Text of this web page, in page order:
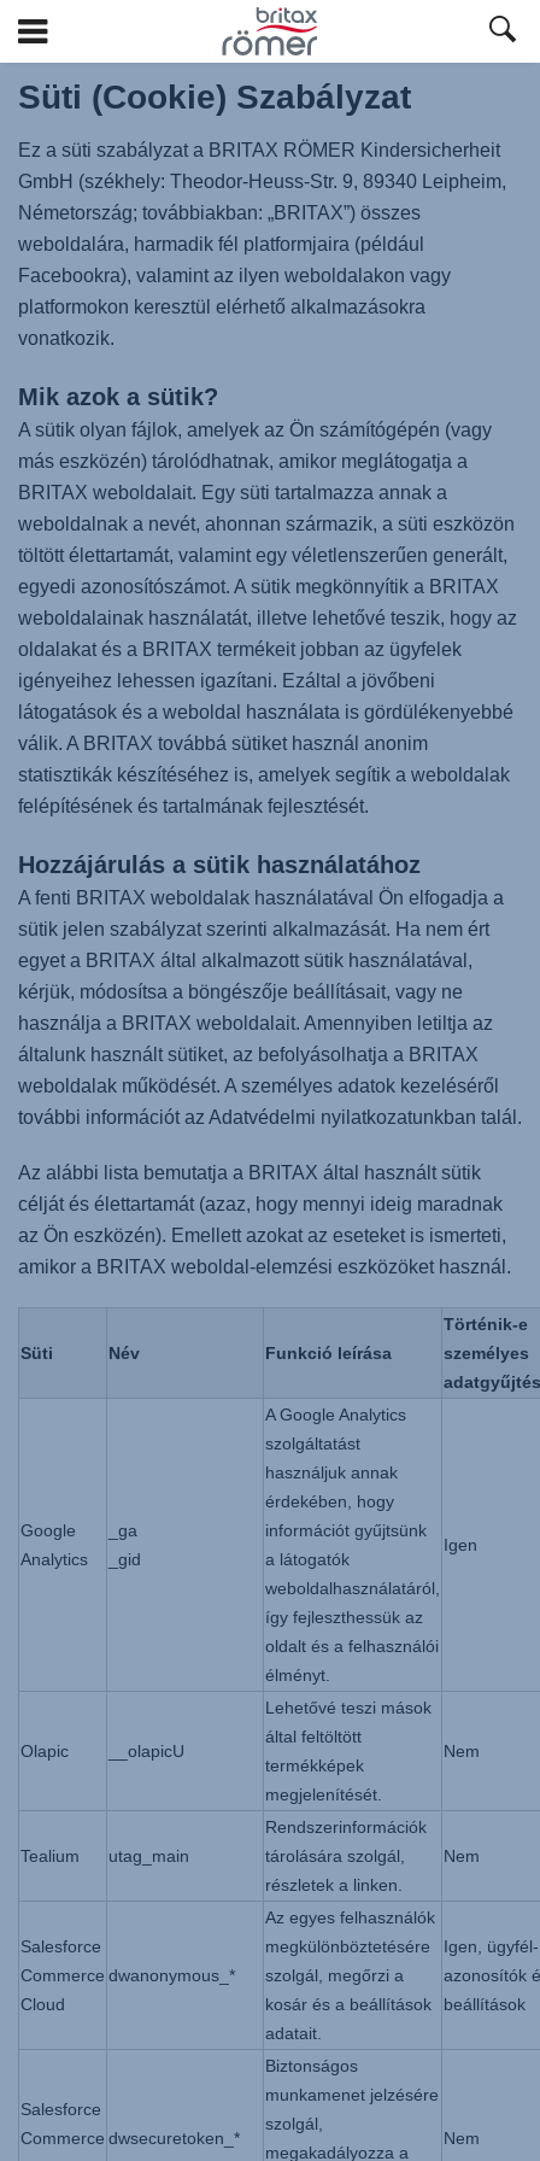
Ugrás
a
tartalomra
Süti (Cookie) Szabályzat
Ez a süti szabályzat a BRITAX RÖMER Kindersicherheit
GmbH (székhely: Theodor-Heuss-Str. 9, 89340 Leipheim,
Németország; továbbiakban: „BRITAX”) összes
weboldalára, harmadik fél platformjaira (például
Facebookra), valamint az ilyen weboldalakon vagy
platformokon keresztül elérhető alkalmazásokra
vonatkozik.
Mik azok a sütik?
A sütik olyan fájlok, amelyek az Ön számítógépén (vagy
más eszközén) tárolódhatnak, amikor meglátogatja a
BRITAX weboldalait. Egy süti tartalmazza annak a
weboldalnak a nevét, ahonnan származik, a süti eszközön
töltött élettartamát, valamint egy véletlenszerűen generált,
egyedi azonosítószámot. A sütik megkönnyítik a BRITAX
weboldalainak használatát, illetve lehetővé teszik, hogy az
oldalakat és a BRITAX termékeit jobban az ügyfelek
igényeihez lehessen igazítani. Ezáltal a jövőbeni
látogatások és a weboldal használata is gördülékenyebbé
válik. A BRITAX továbbá sütiket használ anonim
statisztikák készítéséhez is, amelyek segítik a weboldalak
felépítésének és tartalmának fejlesztését.
Hozzájárulás a sütik használatához
A fenti BRITAX weboldalak használatával Ön elfogadja a
sütik jelen szabályzat szerinti alkalmazását. Ha nem ért
egyet a BRITAX által alkalmazott sütik használatával,
kérjük, módosítsa a böngészője beállításait, vagy ne
használja a BRITAX weboldalait. Amennyiben letiltja az
általunk használt sütiket, az befolyásolhatja a BRITAX
weboldalak működését. A személyes adatok kezeléséről
további információt az Adatvédelmi nyilatkozatunkban talál.
Az alábbi lista bemutatja a BRITAX által használt sütik
célját és élettartamát (azaz, hogy mennyi ideig maradnak
az Ön eszközén). Emellett azokat az eseteket is ismerteti,
amikor a BRITAX weboldal-elemzési eszközöket használ.
Süti Név Funkció leírása
Történik-e
személyes
Google
Analytics
_ga
_gid
A Google Analytics
szolgáltatást
használjuk annak
érdekében, hogy
információt gyűjtsünk
a látogatók
weboldalhasználatáról,
így fejleszthessük az
oldalt és a felhasználói
élményt.
Igen
Olapic __olapicU
Lehetővé teszi mások
által feltöltött
termékképek
megjelenítését.
Nem
Tealium utag_main
Rendszerinformációk
tárolására szolgál,
részletek a linken.
Nem
Salesforce
Commerce
Cloud
dwanonymous_*
Az egyes felhasználók
megkülönböztetésére
szolgál, megőrzi a
kosár és a beállítások
adatait.
Igen, ügyfél-
azonosítók
beállítások
Salesforce
Commerce dwsecuretoken_*
Biztonságos
munkamenet jelzésére
szolgál,
megakadályozza a
Nem